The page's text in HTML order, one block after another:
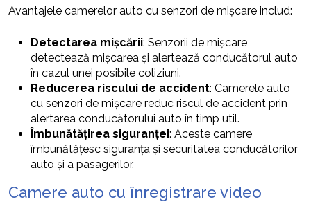
Avantajele camerelor auto cu senzori de mișcare includ:
Detectarea mișcării: Senzorii de mișcare
detectează mișcarea și alertează conducătorul auto
în cazul unei posibile coliziuni.
Reducerea riscului de accident: Camerele auto
cu senzori de mișcare reduc riscul de accident prin
alertarea conducătorului auto în timp util.
Îmbunătățirea siguranței: Aceste camere
îmbunătățesc siguranța și securitatea conducătorilor
auto și a pasagerilor.
Camere auto cu înregistrare video